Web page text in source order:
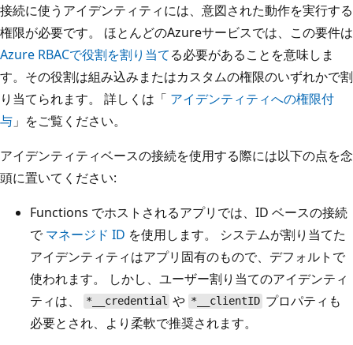
接続に使うアイデンティティには、意図された動作を実行する
権限が必要です。 ほとんどのAzureサービスでは、この要件は
Azure RBACで役割を割り当てる必要があることを意味しま
す。その役割は組み込みまたはカスタムの権限のいずれかで割
り当てられます。 詳しくは「 アイデンティティへの権限付
与 」をご覧ください。
アイデンティティベースの接続を使用する際には以下の点を念
頭に置いてください:
Functions でホストされるアプリでは、ID ベースの接続
でマネージド ID を使用します。 システムが割り当てた
アイデンティティはアプリ固有のもので、デフォルトで
使われます。 しかし、ユーザー割り当てのアイデンティ
ティは、
*__credential や *__clientID プロパティも
必要とされ、より柔軟で推奨されます。